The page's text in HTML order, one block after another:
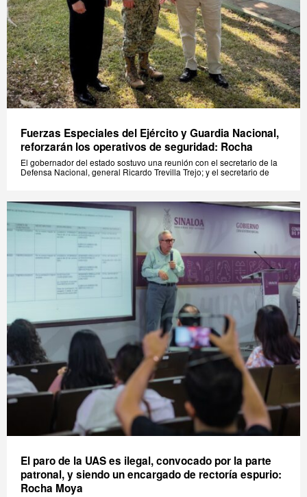
Fuerzas Especiales del Ejército y Guardia Nacional,
reforzarán los operativos de seguridad: Rocha
El gobernador del estado sostuvo una reunión con el secretario de la
Defensa Nacional, general Ricardo Trevilla Trejo; y el secretario de
El paro de la UAS es ilegal, convocado por la parte
patronal, y siendo un encargado de rectoría espurio:
Rocha Moya